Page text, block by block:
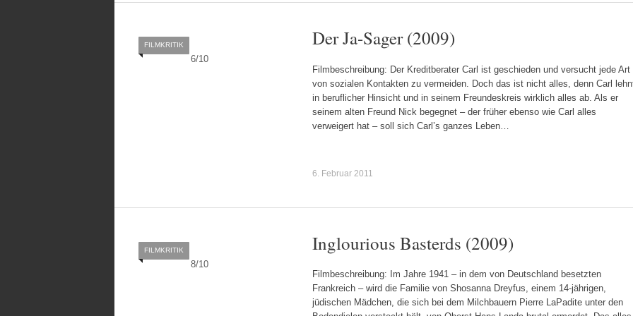
6/10
FILMKRITIK Der Ja-Sager (2009)
Filmbeschreibung: Der Kreditberater Carl ist geschieden und versucht jede Art
von sozialen Kontakten zu vermeiden. Doch das ist nicht alles, denn Carl
in beruflicher Hinsicht und in seinem Freundeskreis wirklich alles ab. Als er
seinem alten Freund Nick begegnet – der früher ebenso wie Carl alles
verweigert hat – soll sich Carl’s ganzes Leben…
6. Februar 2011
8/10
FILMKRITIK Inglourious Basterds (2009)
Filmbeschreibung: Im Jahre 1941 – in dem von Deutschland besetzten
Frankreich – wird die Familie von Shosanna Dreyfus, einem 14-jährigen,
jüdischen Mädchen, die sich bei dem Milchbauern Pierre LaPadite unter den